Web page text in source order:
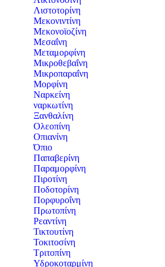
Λιστοτορίνη
Μεκονιντίνη
Μεκονοϊοζίνη
Μεσαΐνη
Μεταμορφίνη
Μικροθεβαΐνη
Μικροπαραΐνη
Μορφίνη
Ναρκείνη
ναρκωτίνη
Ξανθαλίνη
Ολεοπίνη
Οπιανίνη
Όπιο
Παπαβερίνη
Παραμορφίνη
Πιροτίνη
Ποδοτορίνη
Πορφυροΐνη
Πρωτοπίνη
Ρεαντίνη
Τικτουτίνη
Τοκιτοσίνη
Τριτοπίνη
Υδροκοταρμίνη